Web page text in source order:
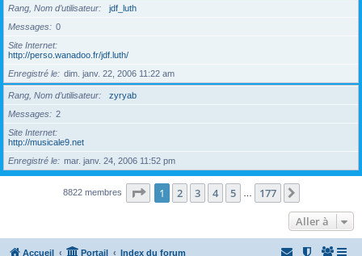
Rang, Nom d’utilisateur
jdf_luth
Messages
0
Site Internet
http://perso.wanadoo.fr/jdf.luth/
Enregistré le
dim. janv. 22, 2006 11:22 am
Rang, Nom d’utilisateur
zyryab
Messages
2
Site Internet
http://musicale9.net
Enregistré le
mar. janv. 24, 2006 11:52 pm
8822 membres Page 1sur177
1 2 3 4 5 177
Aller à
Accueil Portail Index du forum